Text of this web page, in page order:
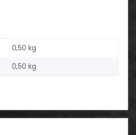
0,50 kg
0,50 kg